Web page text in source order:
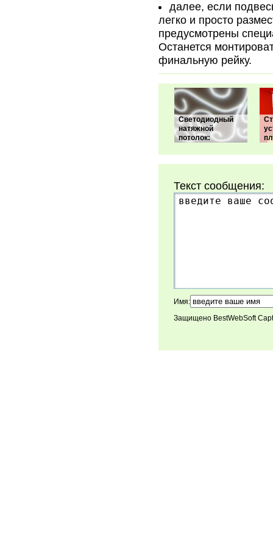
далее, если
легко и просто
предусмотрены
Останется
финальную рейку.
Светодиодный
натяжной
потолок:
Текст сообщения:
Имя:
Защищено BestWebSoft